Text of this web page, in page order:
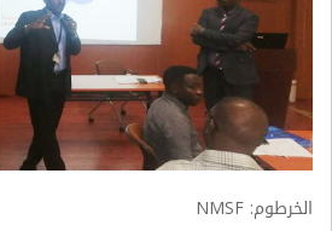
الخرطوم: NMSF